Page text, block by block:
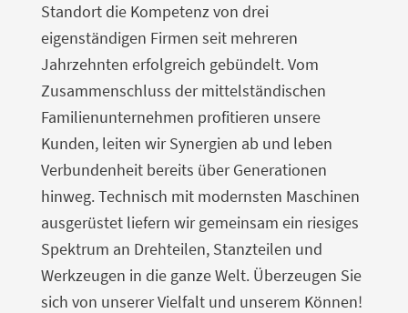
Standort die Kompetenz von drei
eigenständigen Firmen seit mehreren
Jahrzehnten erfolgreich gebündelt. Vom
Zusammenschluss der mittelständischen
Familienunternehmen profitieren unsere
Kunden, leiten wir Synergien ab und leben
Verbundenheit bereits über Generationen
hinweg. Technisch mit modernsten Maschinen
ausgerüstet liefern wir gemeinsam ein riesiges
Spektrum an Drehteilen, Stanzteilen und
Werkzeugen in die ganze Welt. Überzeugen Sie
sich von unserer Vielfalt und unserem Können!